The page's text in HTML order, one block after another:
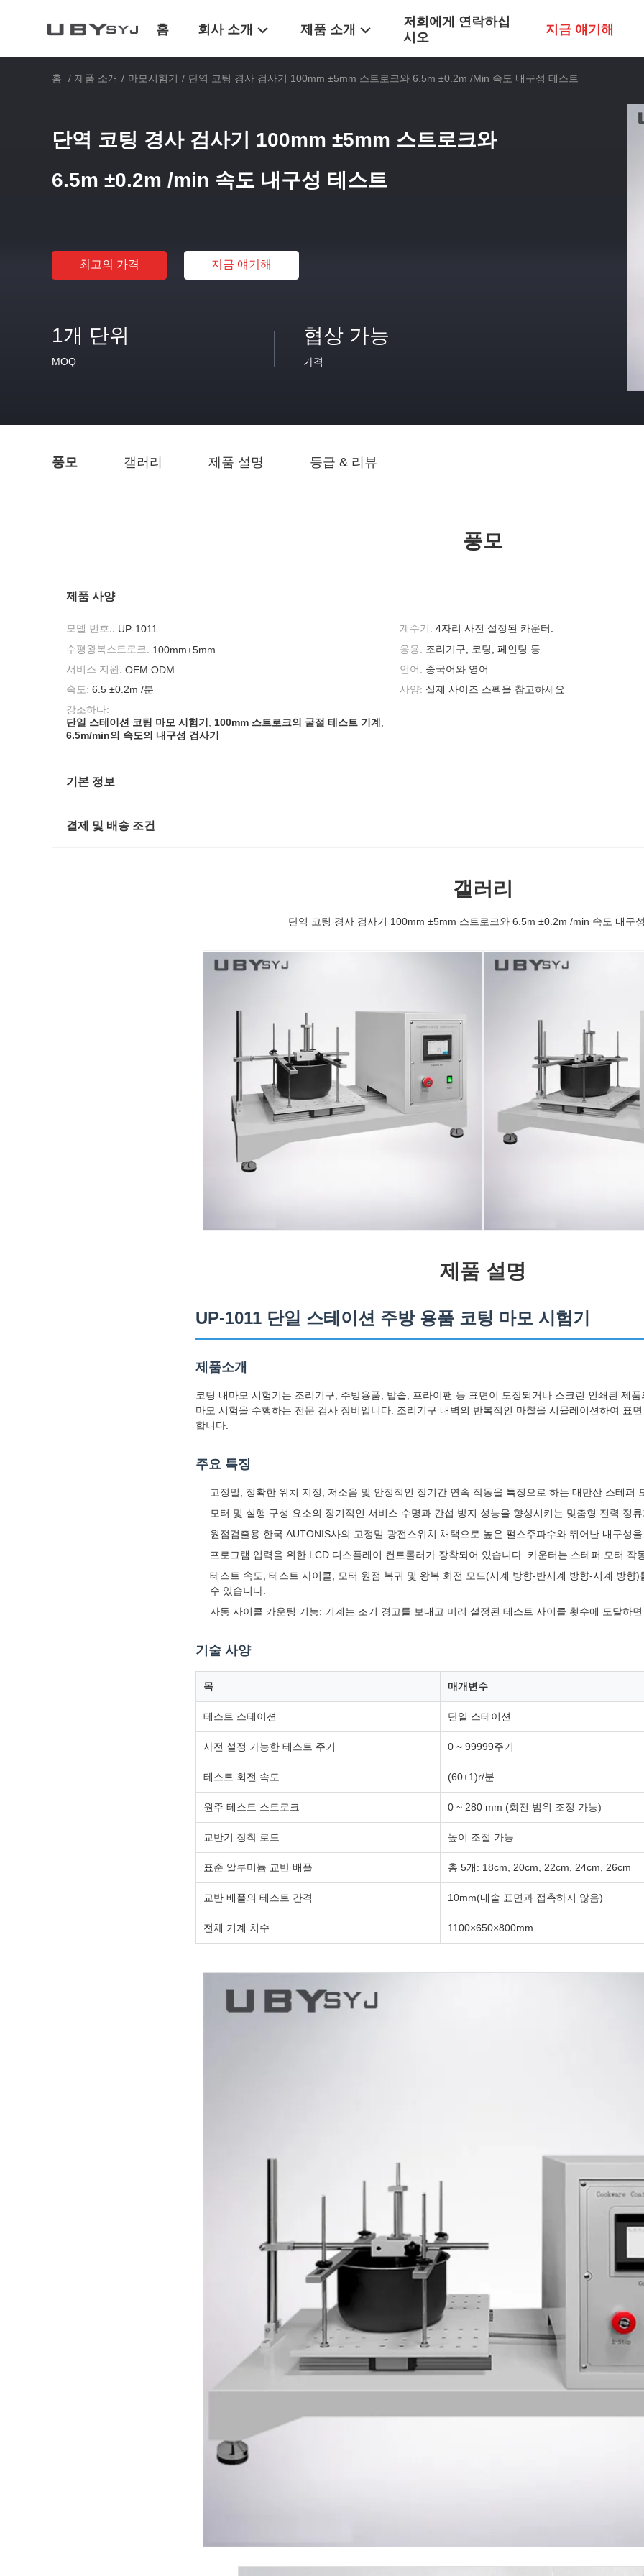
홈 회사 소개 제품 소개
저희에게 연락하십
시오
지금 얘기해
홈 / 제품 소개 / 마모시험기 / 단역 코팅 경사 검사기 100mm ±5mm 스트로크와 6.5m ±0.2m /min 속도 내구성 테스트
단역 코팅 경사 검사기 100mm ±5mm 스트로크와
6.5m ±0.2m /min 속도 내구성 테스트
최고의 가격 지금 얘기해
1개 단위
MOQ
협상 가능
가격
풍모 갤러리 제품 설명 등급 & 리뷰
풍모
제품 사양
모델 번호.: UP-1011 계수기: 4자리 사전 설정된 카운터.
수평왕복스트로크: 100mm±5mm 응용: 조리기구, 코팅, 페인팅 등
서비스 지원: OEM ODM 언어: 중국어와 영어
속도: 6.5 ±0.2m /분 사양: 실제 사이즈 스펙을 참고하세요
강조하다:
단일 스테이션 코팅 마모 시험기 , 100mm 스트로크의 굴절 테스트 기계 ,
6.5m/min의 속도의 내구성 검사기
기본 정보
결제 및 배송 조건
갤러리
단역 코팅 경사 검사기 100mm ±5mm 스트로크와 6.5m ±0.2m /min 속도 내구
제품 설명
UP-1011 단일 스테이션 주방 용품 코팅 마모 시험기
제품소개
코팅 내마모 시험기는 조리기구, 주방용품, 밥솥, 프라이팬 등 표면이 도장되거나 스크린 인쇄된 제
마모 시험을 수행하는 전문 검사 장비입니다. 조리기구 내벽의 반복적인 마찰을 시뮬레이션하여 표
합니다.
주요 특징
고정밀, 정확한 위치 지정, 저소음 및 안정적인 장기간 연속 작동을 특징으로 하는 대만산 스테퍼
모터 및 실행 구성 요소의 장기적인 서비스 수명과 간섭 방지 성능을 향상시키는 맞춤형 전력 정
원점검출용 한국 AUTONIS사의 고정밀 광전스위치 채택으로 높은 펄스주파수와 뛰어난 내구성
프로그램 입력을 위한 LCD 디스플레이 컨트롤러가 장착되어 있습니다. 카운터는 스테퍼 모터 작
테스트 속도, 테스트 사이클, 모터 원점 복귀 및 왕복 회전 모드(시계 방향-반시계 방향-시계 방향
수 있습니다.
자동 사이클 카운팅 기능; 기계는 조기 경고를 보내고 미리 설정된 테스트 사이클 횟수에 도달하
기술 사양
목 매개변수
테스트 스테이션 단일 스테이션
사전 설정 가능한 테스트 주기 0 ~ 99999주기
테스트 회전 속도 (60±1)r/분
원주 테스트 스트로크 0 ~ 280 mm (회전 범위 조정 가능)
교반기 장착 로드 높이 조절 가능
표준 알루미늄 교반 배플 총 5개: 18cm, 20cm, 22cm, 24cm, 26cm
교반 배플의 테스트 간격 10mm(내솥 표면과 접촉하지 않음)
전체 기계 치수 1100×650×800mm